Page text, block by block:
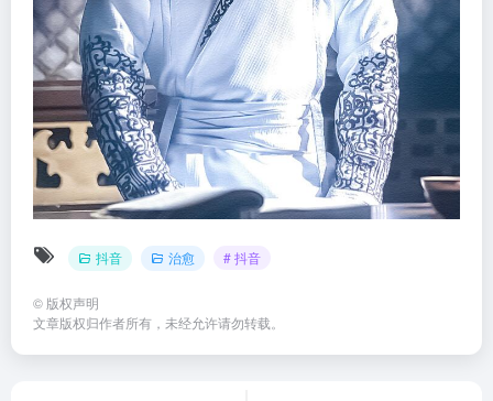
抖音 治愈 # 抖音
© 版权声明
文章版权归作者所有，未经允许请勿转载。